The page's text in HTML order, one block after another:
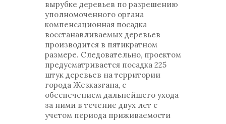
вырубке деревьев по разрешению
уполномоченного органа
компенсационная посадка
восстанавливаемых деревьев
производится в пятикратном
размере. Следовательно, проектом
предусматривается посадка 225
штук деревьев на территории
города Жезказгана, с
обеспечением дальнейшего ухода
за ними в течение двух лет с
учетом периода приживаемости